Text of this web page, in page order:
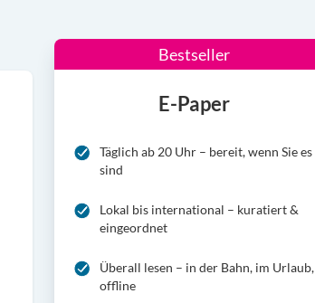
Bestseller
E-Paper
Täglich ab 20 Uhr – bereit, wenn Sie es
sind
Lokal bis international – kuratiert &
eingeordnet
Überall lesen – in der Bahn, im Urlaub,
offline